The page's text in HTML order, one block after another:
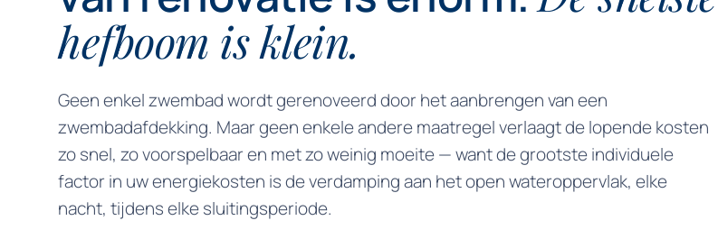
hefboom is klein.
Geen enkel zwembad wordt gerenoveerd door het aanbrengen van een
zwembadafdekking. Maar geen enkele andere maatregel verlaagt de lopende kosten
zo snel, zo voorspelbaar en met zo weinig moeite — want de grootste individuele
factor in uw energiekosten is de verdamping aan het open wateroppervlak, elke
nacht, tijdens elke sluitingsperiode.